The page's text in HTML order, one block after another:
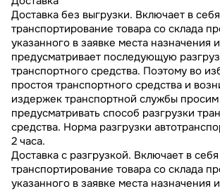
Доставка без выгрузки. Включает в себя
транспортирование товара со склада
указанного в заявке места назначения
предусматривает последующую
транспортного средства. Поэтому во
простоя транспортного средства и
издержек транспортной службы
предусматривать способ разгрузки
средства. Норма разгрузки
2 часа.
Доставка с разгрузкой. Включает в себя
транспортирование товара со склада
указанного в заявке места